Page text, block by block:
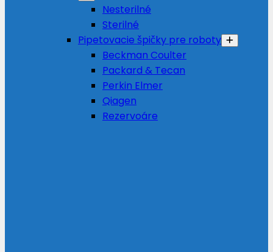
Nesterilné
Sterilné
Pipetovacie špičky pre roboty
Beckman Coulter
Packard & Tecan
Perkin Elmer
Qiagen
Rezervoáre